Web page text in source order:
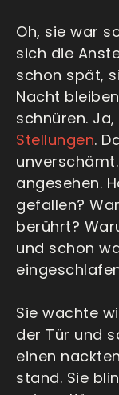
Oh, sie war
sich die
schon spät,
Nacht
schnüren.
Stellungen.
angesehen.
gefallen?
berührt?
und schon
Sie wachte
der Tür und
einen
stand. Sie